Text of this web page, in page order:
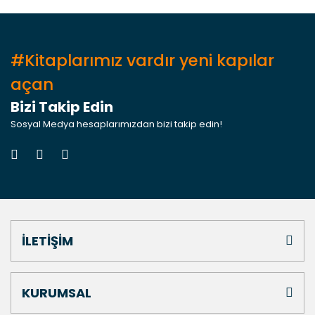
#Kitaplarımız vardır yeni kapılar
açan
Bizi Takip Edin
Sosyal Medya hesaplarımızdan bizi takip edin!
İLETİŞİM
KURUMSAL